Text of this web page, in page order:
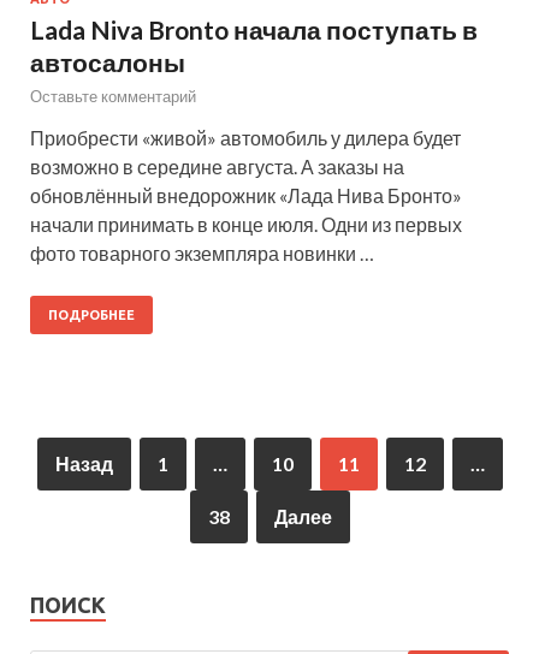
Lada Niva Bronto начала поступать в
автосалоны
Оставьте комментарий
Приобрести «живой» автомобиль у дилера будет
возможно в середине августа. А заказы на
обновлённый внедорожник «Лада Нива Бронто»
начали принимать в конце июля. Одни из первых
фото товарного экземпляра новинки …
ПОДРОБНЕЕ
Назад 1 … 10 11 12 …
38 Далее
ПОИСК